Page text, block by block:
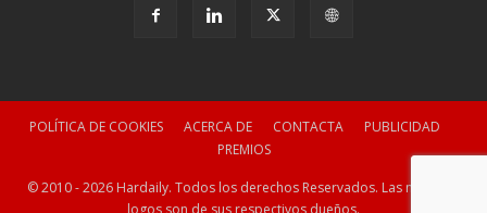
POLÍTICA DE COOKIES ACERCA DE CONTACTA
PUBLICIDAD
PREMIOS
© 2010 - 2026 Hardaily. Todos los derechos Reservados. Las marcas y